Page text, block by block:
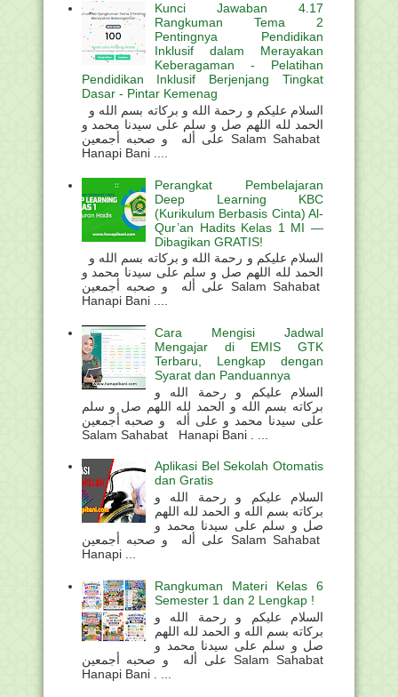
Kunci Jawaban 4.17
Rangkuman Tema 2
Pentingnya Pendidikan
Inklusif dalam Merayakan
Keberagaman - Pelatihan
Pendidikan Inklusif Berjenjang Tingkat
Dasar - Pintar Kemenag
الحمد لله اللهم صل و سلم على سيدنا محمد و
على أله و صحبه أجمعين Salam Sahabat
Hanapi Bani ....
Perangkat Pembelajaran
Deep Learning KBC
(Kurikulum Berbasis Cinta) Al-
Qur’an Hadits Kelas 1 MI —
Dibagikan GRATIS!
الحمد لله اللهم صل و سلم على سيدنا محمد و
على أله و صحبه أجمعين Salam Sahabat
Hanapi Bani ....
Cara Mengisi Jadwal
Mengajar di EMIS GTK
Terbaru, Lengkap dengan
Syarat dan Panduannya
السلام عليكم و رحمة الله و
بركاته بسم الله و الحمد لله اللهم صل و سلم
على سيدنا محمد و على أله و صحبه أجمعين
Salam Sahabat Hanapi Bani . ...
Aplikasi Bel Sekolah Otomatis
dan Gratis
السلام عليكم و رحمة الله و
بركاته بسم الله و الحمد لله اللهم
صل و سلم على سيدنا محمد و
على أله و صحبه أجمعين Salam Sahabat
Hanapi ...
Rangkuman Materi Kelas 6
Semester 1 dan 2 Lengkap !
السلام عليكم و رحمة الله و
بركاته بسم الله و الحمد لله اللهم
صل و سلم على سيدنا محمد و
على أله و صحبه أجمعين Salam Sahabat
Hanapi Bani . ...